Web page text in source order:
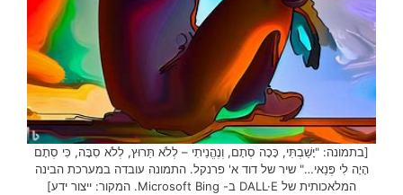
[בתמונה: "יָשַׁבְתִּי, כָּכָה סְתָם, וְנֶהֱנֵיתִי – לְלֹא תֵּרוּץ, לְלֹא סִבָּה, כִּי סְתָם
הָיָה לִי פְּנַאי…" שיר של דוד א' פרנקל. התמונה עובדה במערכת הבינה
המלאכותית של DALL·E ב- Microsoft Bing. המקור: ייצור ידע]